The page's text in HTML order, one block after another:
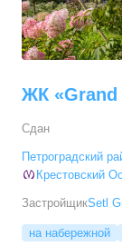
ЖК «Grand
Сдан
Петроградский
Крестовский
ЗастройщикSetl
на набережной